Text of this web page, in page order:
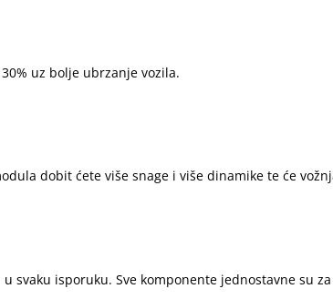
uz bolje ubrzanje vozila.
dobit ćete više snage i više dinamike te će
svaku isporuku. Sve komponente jednostavne su